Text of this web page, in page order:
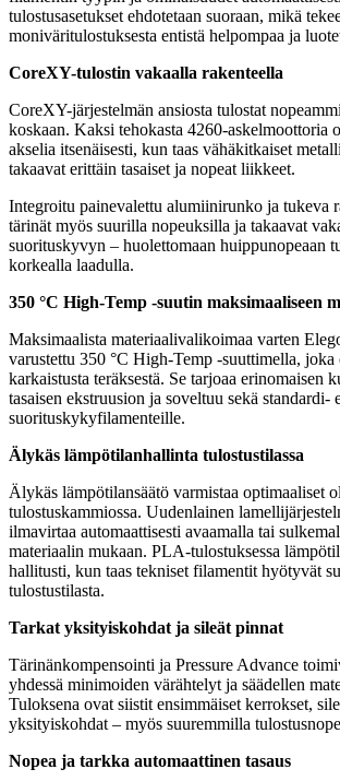
tulostusasetukset ehdotetaan suoraan, mikä
moniväritulostuksesta entistä helpompaa ja
CoreXY-tulostin vakaalla rakenteella
CoreXY-järjestelmän ansiosta tulostat
koskaan. Kaksi tehokasta 4260-askelmoottoria
akselia itsenäisesti, kun taas vähäkitkaiset
takaavat erittäin tasaiset ja nopeat liikkeet.
Integroitu painevalettu alumiinirunko ja tukeva
tärinät myös suurilla nopeuksilla ja takaavat
suorituskyvyn – huolettomaan huippunopeaan
korkealla laadulla.
350 °C High-Temp -suutin maksimaaliseen
Maksimaalista materiaalivalikoimaa varten
varustettu 350 °C High-Temp -suuttimella, joka
karkaistusta teräksestä. Se tarjoaa erinomaisen
tasaisen ekstruusion ja soveltuu sekä standardi-
suorituskykyfilamenteille.
Älykäs lämpötilanhallinta tulostustilassa
Älykäs lämpötilansäätö varmistaa optimaaliset
tulostuskammiossa. Uudenlainen
ilmavirtaa automaattisesti avaamalla tai
materiaalin mukaan. PLA-tulostuksessa
hallitusti, kun taas tekniset filamentit hyötyvät
tulostustilasta.
Tarkat yksityiskohdat ja sileät pinnat
Tärinänkompensointi ja Pressure Advance
yhdessä minimoiden värähtelyt ja säädellen
Tuloksena ovat siistit ensimmäiset kerrokset,
yksityiskohdat – myös suuremmilla
Nopea ja tarkka automaattinen tasaus